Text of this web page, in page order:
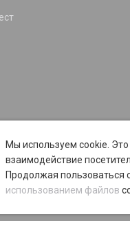
Мы используем cookie.
взаимодействие
Продолжая пользоваться
использованием файлов